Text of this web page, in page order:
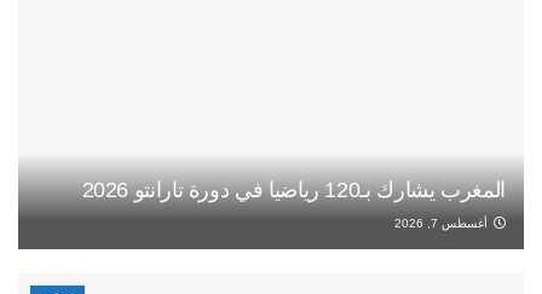
المغرب يشارك بـ120 رياضيا في دورة تارانتو 2026
أغسطس 7, 2026